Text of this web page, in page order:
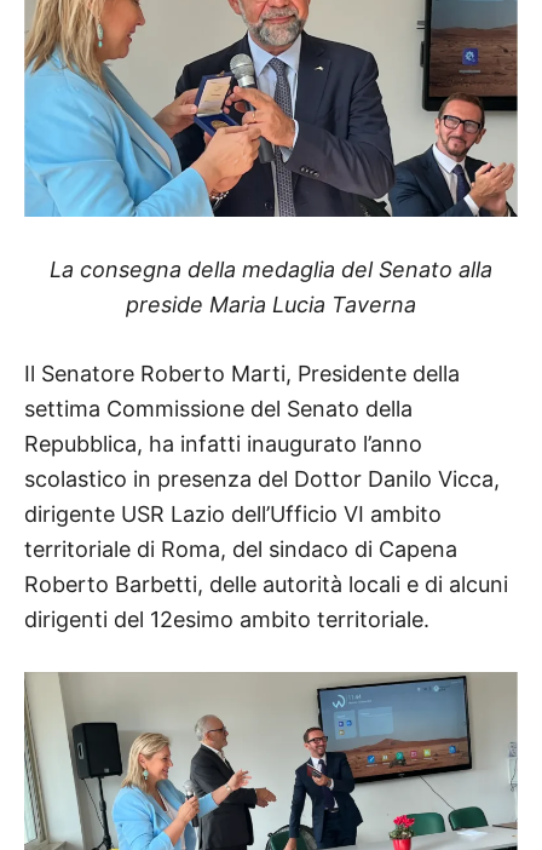
La consegna della medaglia del Senato alla
preside Maria Lucia Taverna
Il Senatore Roberto Marti, Presidente della
settima Commissione del Senato della
Repubblica, ha infatti inaugurato l’anno
scolastico in presenza del Dottor Danilo Vicca,
dirigente USR Lazio dell’Ufficio VI ambito
territoriale di Roma, del sindaco di Capena
Roberto Barbetti, delle autorità locali e di alcuni
dirigenti del 12esimo ambito territoriale.